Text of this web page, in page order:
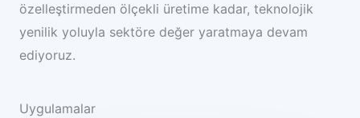
özelleştirmeden ölçekli üretime kadar, teknolojik
yenilik yoluyla sektöre değer yaratmaya devam
ediyoruz.
Uygulamalar